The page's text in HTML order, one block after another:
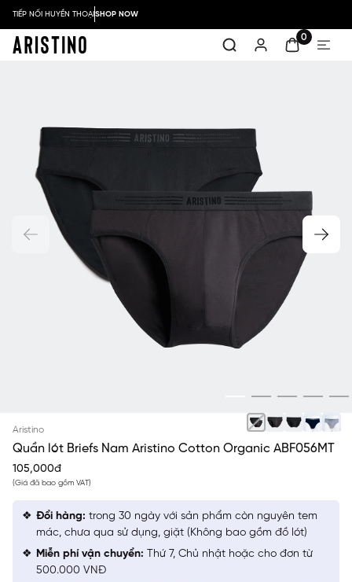
TIẾP NỐI HUYỀN THOẠISHOP NOW
0
Aristino
Quần lót Briefs Nam Aristino Cotton Organic ABF056MT
105,000đ
(Giá đã bao gồm VAT)
Đổi hàng: trong 30 ngày với sản phẩm còn nguyên tem
mác, chưa qua sử dụng, giặt (Không bao gồm đồ lót)
Miễn phí vận chuyển: Thứ 7, Chủ nhật hoặc cho đơn từ
500.000 VNĐ